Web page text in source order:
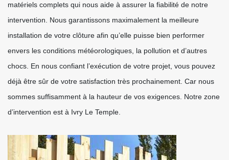
matériels complets qui nous aide à assurer la fiabilité de notre
intervention. Nous garantissons maximalement la meilleure
installation de votre clôture afin qu’elle puisse bien performer
envers les conditions météorologiques, la pollution et d’autres
chocs. En nous confiant l’exécution de votre projet, vous pouvez
déjà être sûr de votre satisfaction très prochainement. Car nous
sommes suffisamment à la hauteur de vos exigences. Notre zone
d’intervention est à Ivry Le Temple.